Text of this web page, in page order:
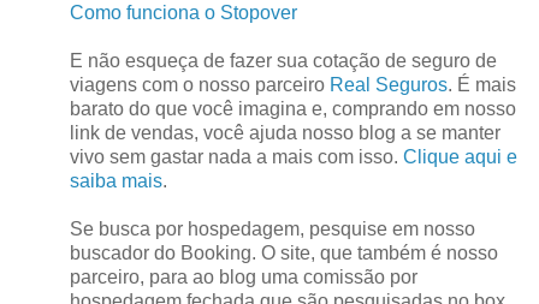
Como funciona o Stopover
E não esqueça de fazer sua cotação de seguro de
viagens com o nosso parceiro Real Seguros. É mais
barato do que você imagina e, comprando em nosso
link de vendas, você ajuda nosso blog a se manter
vivo sem gastar nada a mais com isso. Clique aqui e
saiba mais.
Se busca por hospedagem, pesquise em nosso
buscador do Booking. O site, que também é nosso
parceiro, para ao blog uma comissão por